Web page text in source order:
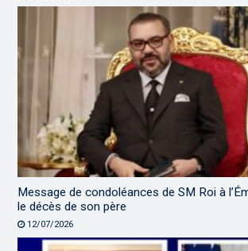
Message de condoléances de SM Roi à
le décès de son père
12/07/2026